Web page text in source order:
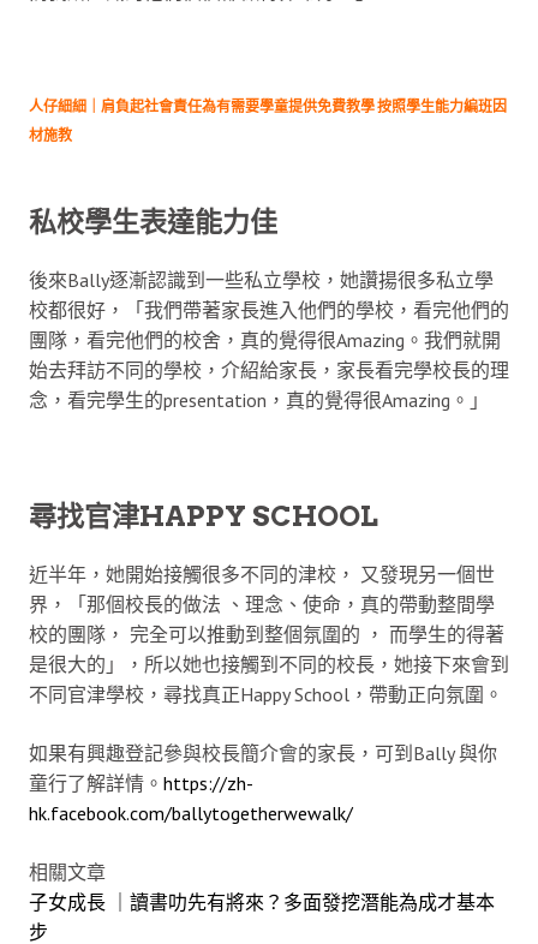
人仔細細｜肩負起社會責任為有需要學童提供免費教學 按照學生能力編班因
材施教
私校學生表達能力佳
後來Bally逐漸認識到一些私立學校，她讚揚很多私立學
校都很好，「我們帶著家長進入他們的學校，看完他們的
團隊，看完他們的校舍，真的覺得很Amazing。我們就開
始去拜訪不同的學校，介紹給家長，家長看完學校長的理
念，看完學生的presentation，真的覺得很Amazing。」
尋找官津HAPPY SCHOOL
近半年，她開始接觸很多不同的津校， 又發現另一個世
界，「那個校長的做法 、理念、使命，真的帶動整間學
校的團隊， 完全可以推動到整個氛圍的 ， 而學生的得著
是很大的」，所以她也接觸到不同的校長，她接下來會到
不同官津學校，尋找真正Happy School，帶動正向氛圍。
如果有興趣登記參與校長簡介會的家長，可到Bally 與你
童行了解詳情。 https://zh-
hk.facebook.com/ballytogetherwewalk/
相關文章
子女成長 ｜讀書叻先有將來？多面發挖潛能為成才基本
步